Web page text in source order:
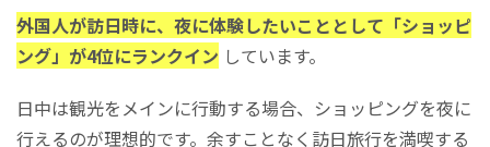
外国人が訪日時に、夜に体験したいこととして「ショッピ
ング」が4位にランクイン しています。
日中は観光をメインに行動する場合、ショッピングを夜に
行えるのが理想的です。 余すことなく訪日旅行を満喫する